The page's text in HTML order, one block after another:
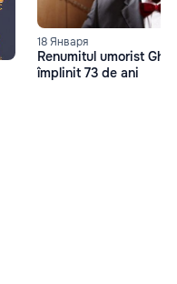
18 Января
Renumitul umorist
împlinit 73 de ani